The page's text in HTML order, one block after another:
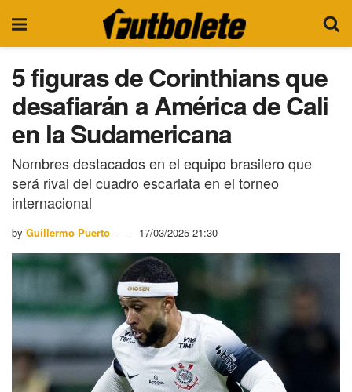
5 figuras de Corinthians que
desafiarán a América de Cali
en la Sudamericana
Nombres destacados en el equipo brasilero que
será rival del cuadro escarlata en el torneo
internacional
by Guillermo Puerto 17/03/2025 21:30